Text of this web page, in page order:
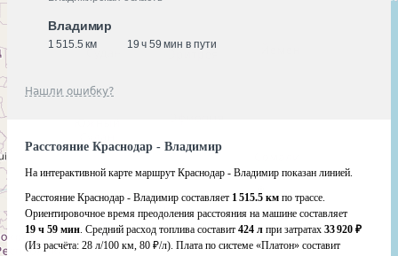
Владимир
1 515.5 км 19 ч 59 мин в пути
Нашли ошибку?
Расстояние Краснодар - Владимир
На интерактивной карте маршрут Краснодар - Владимир показан линией.
Расстояние Краснодар - Владимир составляет 1 515.5 км по трассе.
Ориентировочное время преодоления расстояния на машине составляет
19 ч 59 мин. Средний расход топлива составит 424 л при затратах 33 920 ₽
(Из расчёта: 28 л/100 км, 80 ₽/л). Плата по системе «Платон» составит